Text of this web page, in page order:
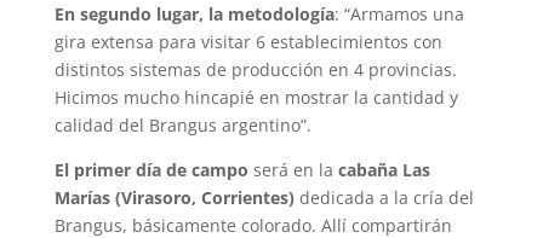
En segundo lugar, la metodología: “Armamos una
gira extensa para visitar 6 establecimientos con
distintos sistemas de producción en 4 provincias.
Hicimos mucho hincapié en mostrar la cantidad y
calidad del Brangus argentino”.
El primer día de campo será en la cabaña Las
Marías (Virasoro, Corrientes) dedicada a la cría del
Brangus, básicamente colorado. Allí compartirán